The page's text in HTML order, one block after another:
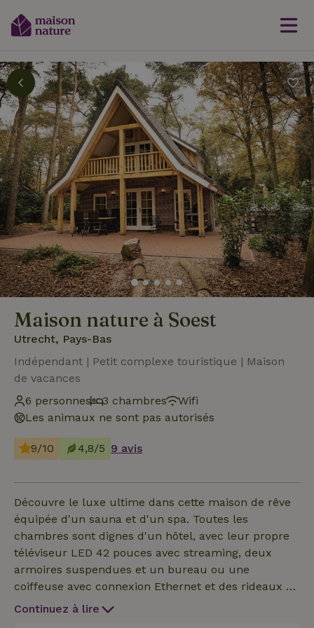
Maison nature à Soest
Utrecht, Pays-Bas
Indépendant | Petit complexe touristique | Maison
de vacances
6 personnes
3 chambres
Wifi
Les animaux ne sont pas autorisés
9/10 4,8/5 9 avis
Découvre le luxe ultime dans cette maison de rêve
équipée d'un sauna et d'un spa. Toutes les
chambres sont dignes d'un hôtel, avec leur propre
téléviseur LED 42 pouces avec streaming, deux
armoires suspendues et un bureau ou une
coiffeuse avec connexion Ethernet et des rideaux à
ouverture et fermeture automatiques. Chaque
Continuez à lire